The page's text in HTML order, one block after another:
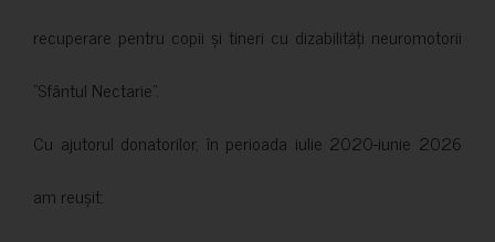
recuperare pentru copii și tineri cu dizabilități neuromotorii
”Sfântul Nectarie”.
Cu ajutorul donatorilor, în perioada iulie 2020-iunie 2026
am reușit: